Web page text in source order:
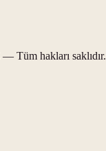
— Tüm hakları saklıdır.